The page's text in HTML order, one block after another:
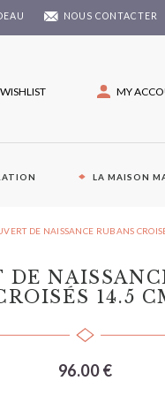
NOUS CONTACTER
MY
LA MAISON
DE NAISSANCE RUBANS
DE
14.5
96.00 €